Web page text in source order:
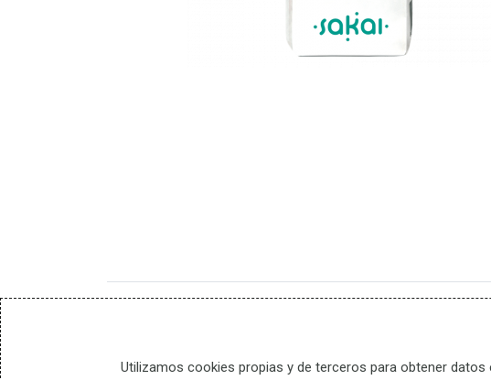
Utilizamos cookies propias y de terceros para obtener
Ingredientes 100% arcilla verde.
Modo de
En un recipiente de loza, madera o cristal
+34-602254994